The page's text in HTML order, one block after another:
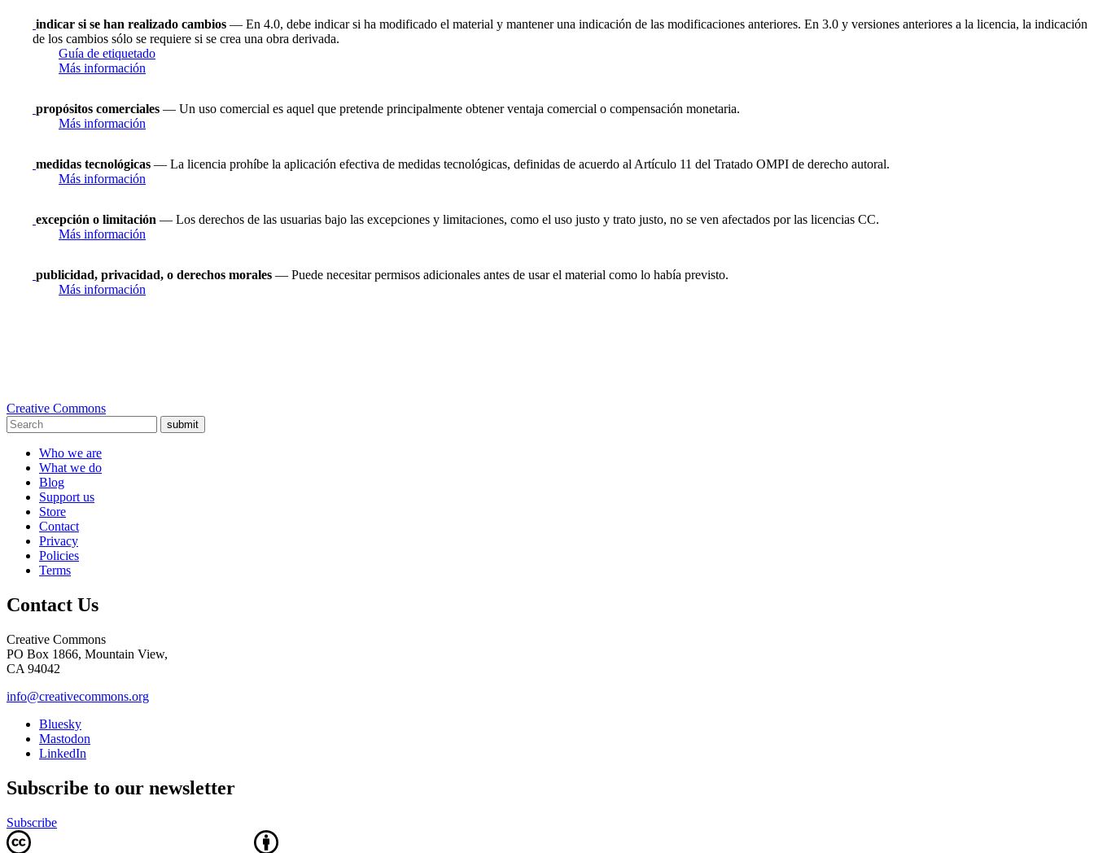
indicar si se han realizado cambios — En 4.0, debe indicar si ha modificado el material y mantener una indicación de las modificaciones anteriores. En 3.0 y versiones anteriores a la licencia, la indicación
de los cambios sólo se requiere si se crea una obra derivada.
Guía de etiquetado
Más información
propósitos comerciales — Un uso comercial es aquel que pretende principalmente obtener ventaja comercial o compensación monetaria.
Más información
medidas tecnológicas — La licencia prohíbe la aplicación efectiva de medidas tecnológicas, definidas de acuerdo al Artículo 11 del Tratado OMPI de derecho autoral.
Más información
excepción o limitación — Los derechos de las usuarias bajo las excepciones y limitaciones, como el uso justo y trato justo, no se ven afectados por las licencias CC.
Más información
publicidad, privacidad, o derechos morales — Puede necesitar permisos adicionales antes de usar el material como lo había previsto.
Más información
Creative Commons
submit
Who we are
What we do
Blog
Support us
Store
Contact
Privacy
Policies
Terms
Contact Us
Creative Commons
PO Box 1866, Mountain View,
CA 94042
info@creativecommons.org
Bluesky
Mastodon
LinkedIn
Subscribe to our newsletter
Subscribe